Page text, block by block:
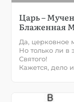
Царь –
Блаженная
Да, церковное
Но только ли в
Святого!
Кажется, дело